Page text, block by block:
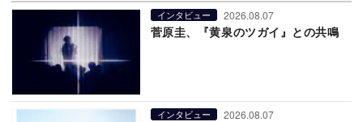
インタビュー 2026.08.07
菅原圭、『黄泉のツガイ』との共鳴
インタビュー 2026.08.07